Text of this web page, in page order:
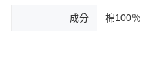
成分 棉100％